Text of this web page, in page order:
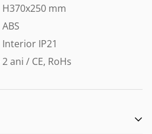
H370x250 mm
ABS
Interior IP21
2 ani / CE, RoHs